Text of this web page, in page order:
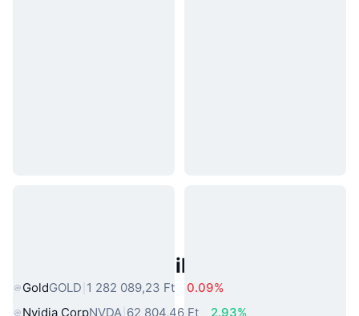
Népszerű Való Világbeli Eszközök
GoldGOLD 1 282 089,23 Ft
0.09%
Nvidia CorpNVDA 62 804,46 Ft 2.93%